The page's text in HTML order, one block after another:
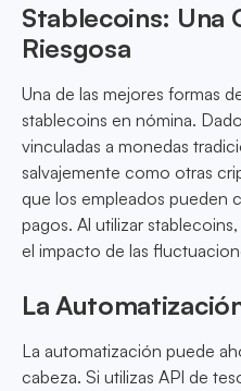
Stablecoins: Una
Riesgosa
Una de las mejores formas
stablecoins en nómina.
vinculadas a monedas
salvajemente como otras
que los empleados pueden
pagos. Al utilizar
el impacto de las
La
La automatización puede
cabeza. Si utilizas API de